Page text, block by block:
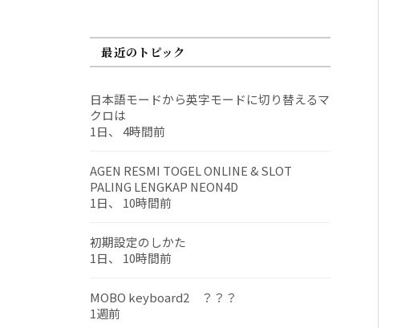
最近のトピック
日本語モードから英字モードに切り替えるマ
クロは
1日、 4時間前
AGEN RESMI TOGEL ONLINE & SLOT
PALING LENGKAP NEON4D
1日、 10時間前
初期設定のしかた
1日、 10時間前
MOBO keyboard2 ？？？
1週前